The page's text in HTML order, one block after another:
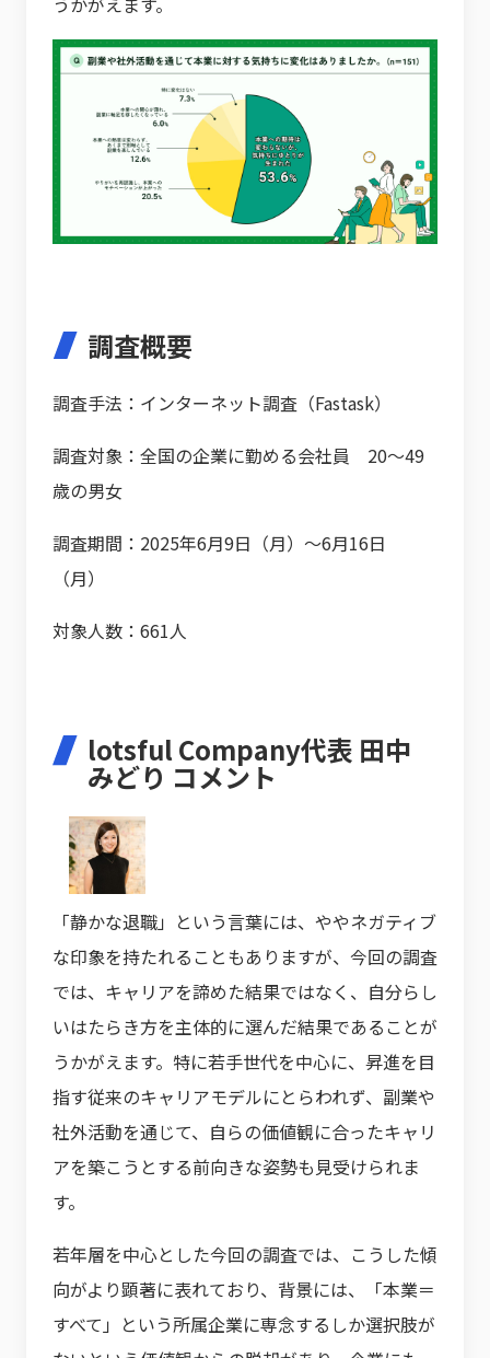
調査概要
調査手法：インターネット調査（Fastask）
調査対象：全国の企業に勤める会社員 20～49
歳の男女
調査期間：2025年6月9日（月）～6月16日
（月）
対象人数：661人
lotsful Company代表 田中
みどり コメント
「静かな退職」という言葉には、ややネガティブ
な印象を持たれることもありますが、今回の調査
では、キャリアを諦めた結果ではなく、自分らし
いはたらき方を主体的に選んだ結果であることが
うかがえます。特に若手世代を中心に、昇進を目
指す従来のキャリアモデルにとらわれず、副業や
社外活動を通じて、自らの価値観に合ったキャリ
アを築こうとする前向きな姿勢も見受けられま
す。
若年層を中心とした今回の調査では、こうした傾
向がより顕著に表れており、背景には、「本業＝
すべて」という所属企業に専念するしか選択肢が